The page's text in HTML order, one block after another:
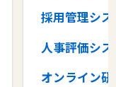
採用管理シス
人事評価シ
オンライン研